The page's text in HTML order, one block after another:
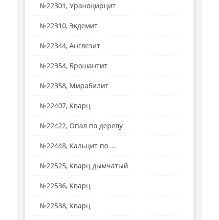
№22301, Ураноцирцит
№22310, Экдемит
№22344, Англезит
№22354, Брошантит
№22358, Мирабилит
№22407, Кварц
№22422, Опал по дереву
№22448, Кальцит по ...
№22525, Кварц дымчатый
№22536, Кварц
№22538, Кварц